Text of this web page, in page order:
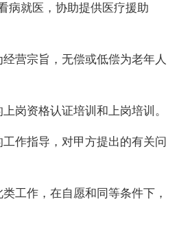
病就医，协助提供医疗援助
营宗旨，无偿或低偿为老年人
岗资格认证培训和上岗培训。
作指导，对甲方提出的有关问
工作，在自愿和同等条件下，